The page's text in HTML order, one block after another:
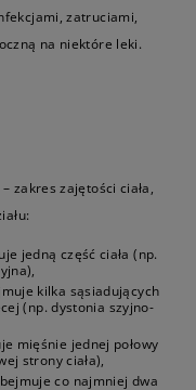
zatruciami,
na niektóre leki.
zakres zajętości ciała,
jedną część ciała (np.
kilka sąsiadujących
(np. dystonia szyjno-
mięśnie jednej połowy
strony ciała),
co najmniej dwa